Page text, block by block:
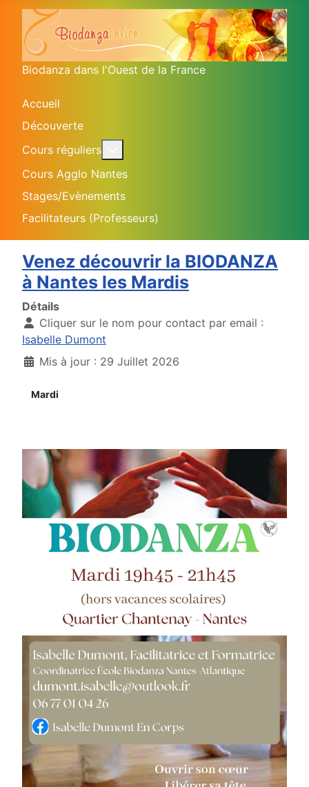
Biodanza dans l'Ouest de la France
Accueil
Découverte
Cours réguliers
Cours Agglo Nantes
Stages/Evènements
Facilitateurs (Professeurs)
Venez découvrir la BIODANZA
à Nantes les Mardis
Détails
Cliquer sur le nom pour contact par email :
Isabelle Dumont
Mis à jour : 29 Juillet 2026
Mardi